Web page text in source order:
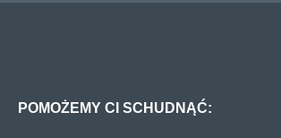
POMOŻEMY CI SCHUDNĄĆ: